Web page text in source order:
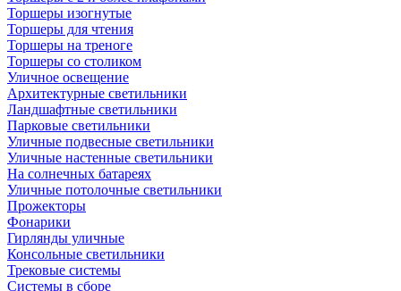
Торшеры изогнутые
Торшеры для чтения
Торшеры на треноге
Торшеры со столиком
Уличное освещение
Архитектурные светильники
Ландшафтные светильники
Парковые светильники
Уличные подвесные светильники
Уличные настенные светильники
На солнечных батареях
Уличные потолочные светильники
Прожекторы
Фонарики
Гирлянды уличные
Консольные светильники
Трековые системы
Системы в сборе